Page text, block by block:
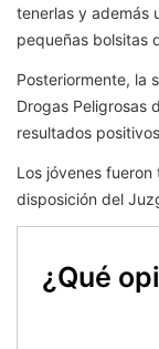
tenerlas y además
pequeñas bolsitas
Posteriormente, la
Drogas Peligrosas
resultados
Los jóvenes
disposición del
¿Qué